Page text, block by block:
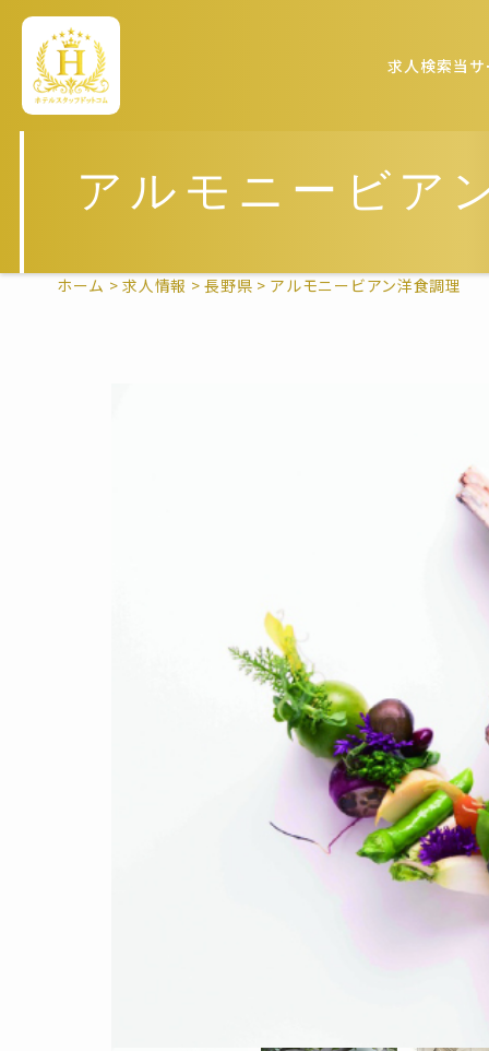
求人検索当
アルモニービア
ホーム >求人情報 >長野県 > アルモニービアン洋食調理